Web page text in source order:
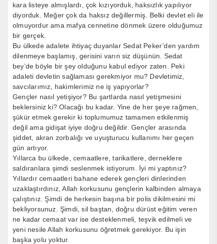
kara listeye almışlardı, çok kızıyorduk, haksızlık yapılıyor
diyorduk. Meğer çok da haksız değillermiş. Belki devlet eli ile
olmuyordur ama mafya cennetine dönmek üzere olduğumuz
bir gerçek.
Bu ülkede adalete ihtiyaç duyanlar Sedat Peker’den yardım
dilenmeye başlamış, gerisini varın siz düşünün. Sedat
bey’de böyle bir şey olduğunu kabul ediyor zaten. Peki
adaleti devletin sağlaması gerekmiyor mu? Devletimiz,
savcılarımız, hakimlerimiz ne iş yapıyorlar?
Gençler nasıl yetişiyor? Bu şartlarda nasıl yetişmesini
beklersiniz ki? Olacağı bu kadar. Yine de her şeye rağmen,
şükür etmek gerekir ki toplumumuz tamamen etkilenmiş
değil ama gidişat iyiye doğru değildir. Gençler arasında
şiddet, akran zorbalığı ve uyuşturucu kullanımı her geçen
gün artıyor.
Yıllarca bu ülkede, cemaatlere, tarikatlere, derneklere
saldıranlara şimdi seslenmek istiyorum. İyi mi yaptınız?
Yıllardır cemaatleri bahane ederek gençleri dinlerinden
uzaklaştırdınız, Allah korkusunu gençlerin kalbinden almaya
çalıştınız. Şimdi de herkesin başına bir polis dikilmesini mi
bekliyorsunuz. Şimdi, sil baştan, doğru dürüst eğitim veren
ne kadar cemaat var ise desteklenmeli, teşvik edilmeli ve
yeni nesile Allah korkusunu öğretmek gerekiyor. Bu işin
başka yolu yoktur.